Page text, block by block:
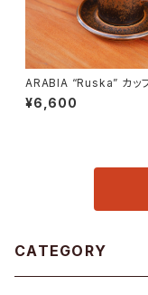
ARABIA “Ruska” カッ
サー
¥6,600
CATEGORY